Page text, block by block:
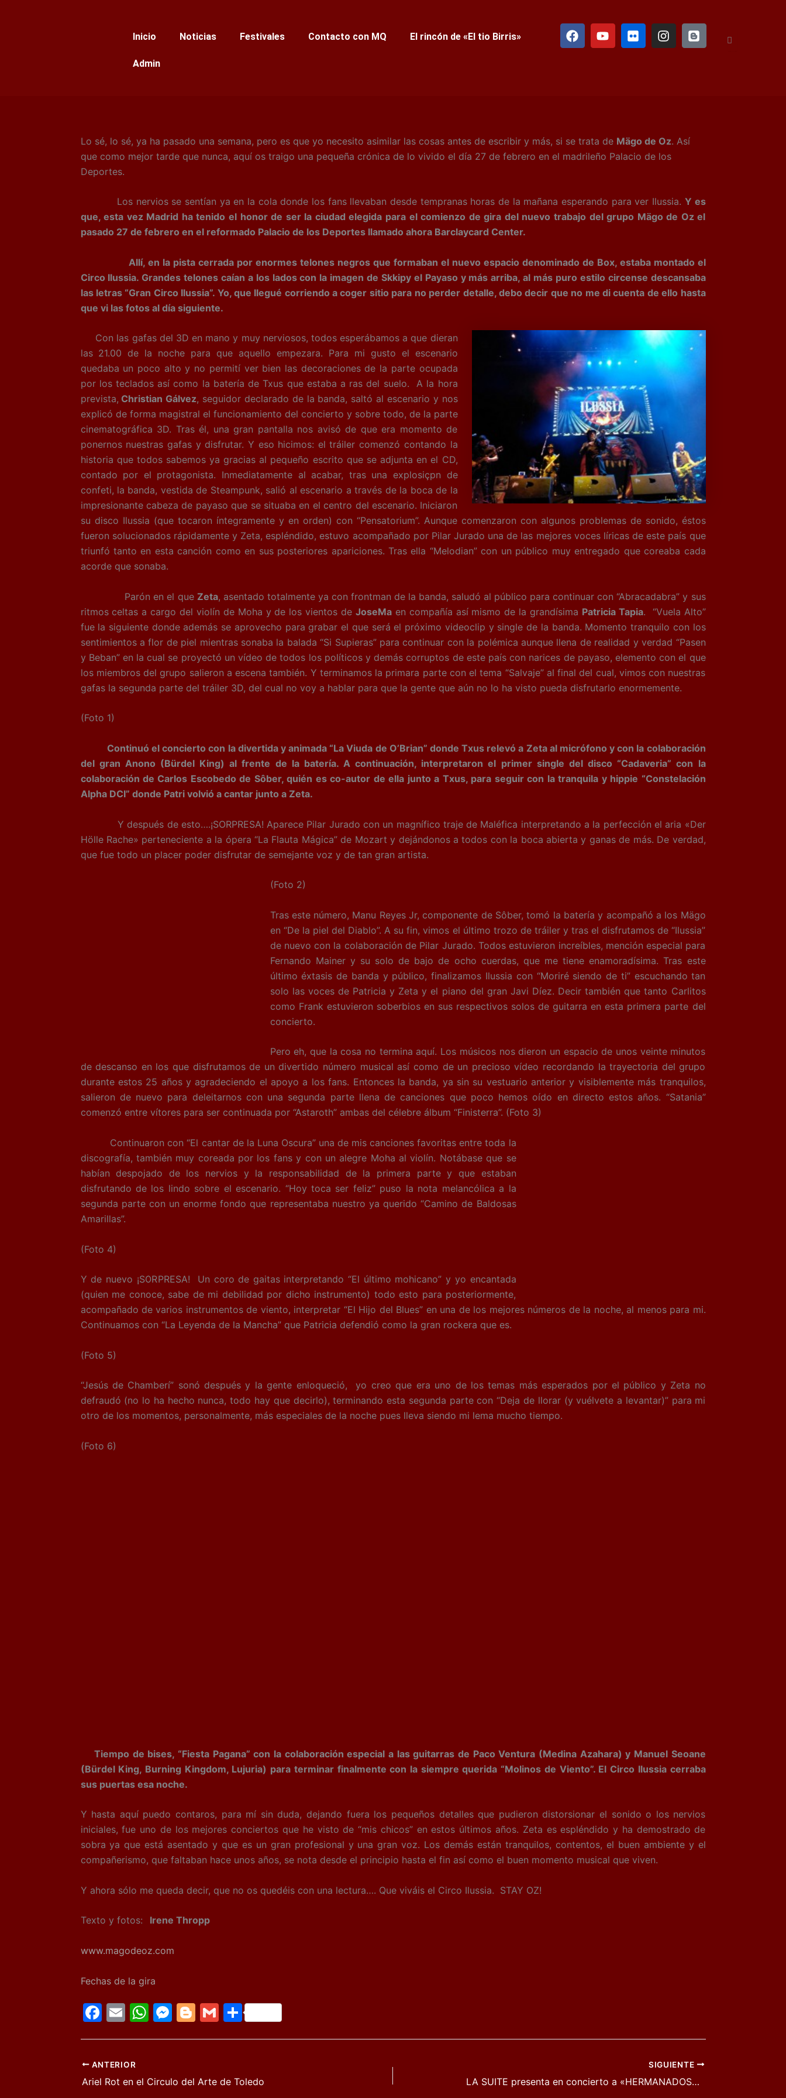
Inicio Noticias Festivales Contacto con MQ El rincón de «El tio Birris»
Admin
a
c
e
o
u
t
l
i
c
n
s
t
l
o
g
Lo sé, lo sé, ya ha pasado una semana, pero es que yo necesito asimilar las cosas antes de escribir y más, si se trata de Mägo de Oz. Así
que como mejor tarde que nunca, aquí os traigo una pequeña crónica de lo vivido el día 27 de febrero en el madrileño Palacio de los
Deportes.
Los nervios se sentían ya en la cola donde los fans llevaban desde tempranas horas de la mañana esperando para ver Ilussia. Y es
que, esta vez Madrid ha tenido el honor de ser la ciudad elegida para el comienzo de gira del nuevo trabajo del grupo Mägo de Oz el
pasado 27 de febrero en el reformado Palacio de los Deportes llamado ahora Barclaycard Center.
Allí, en la pista cerrada por enormes telones negros que formaban el nuevo espacio denominado de Box, estaba montado el
Circo Ilussia. Grandes telones caían a los lados con la imagen de Skkipy el Payaso y más arriba, al más puro estilo circense descansaba
las letras “Gran Circo Ilussia”. Yo, que llegué corriendo a coger sitio para no perder detalle, debo decir que no me di cuenta de ello hasta
que vi las fotos al día siguiente.
Con las gafas del 3D en mano y muy nerviosos, todos esperábamos a que dieran
las 21.00 de la noche para que aquello empezara. Para mi gusto el escenario
quedaba un poco alto y no permití ver bien las decoraciones de la parte ocupada
por los teclados así como la batería de Txus que estaba a ras del suelo. A la hora
prevista, Christian Gálvez, seguidor declarado de la banda, saltó al escenario y nos
explicó de forma magistral el funcionamiento del concierto y sobre todo, de la parte
cinematográfica 3D. Tras él, una gran pantalla nos avisó de que era momento de
ponernos nuestras gafas y disfrutar. Y eso hicimos: el tráiler comenzó contando la
historia que todos sabemos ya gracias al pequeño escrito que se adjunta en el CD,
contado por el protagonista. Inmediatamente al acabar, tras una explosiçpn de
confeti, la banda, vestida de Steampunk, salió al escenario a través de la boca de la
impresionante cabeza de payaso que se situaba en el centro del escenario. Iniciaron
su disco Ilussia (que tocaron íntegramente y en orden) con “Pensatorium”. Aunque comenzaron con algunos problemas de sonido, éstos
fueron solucionados rápidamente y Zeta, espléndido, estuvo acompañado por Pilar Jurado una de las mejores voces líricas de este país que
triunfó tanto en esta canción como en sus posteriores apariciones. Tras ella “Melodian” con un público muy entregado que coreaba cada
acorde que sonaba.
Parón en el que Zeta, asentado totalmente ya con frontman de la banda, saludó al público para continuar con “Abracadabra” y sus
ritmos celtas a cargo del violín de Moha y de los vientos de JoseMaen compañía así mismo de la grandísima Patricia Tapia. “Vuela Alto”
fue la siguiente donde además se aprovecho para grabar el que será el próximo videoclip y single de la banda. Momento tranquilo con los
sentimientos a flor de piel mientras sonaba la balada “Si Supieras” para continuar con la polémica aunque llena de realidad y verdad “Pasen
y Beban” en la cual se proyectó un vídeo de todos los políticos y demás corruptos de este país con narices de payaso, elemento con el que
los miembros del grupo salieron a escena también. Y terminamos la primara parte con el tema “Salvaje” al final del cual, vimos con nuestras
gafas la segunda parte del tráiler 3D, del cual no voy a hablar para que la gente que aún no lo ha visto pueda disfrutarlo enormemente.
(Foto 1)
Continuó el concierto con la divertida y animada “La Viuda de O’Brian” donde Txus relevó a Zeta al micrófono y con la colaboración
del gran Anono (Bürdel King) al frente de la batería. A continuación, interpretaron el primer single del disco “Cadaveria” con la
colaboración de Carlos Escobedo de Sôber, quién es co-autor de ella junto a Txus, para seguir con la tranquila y hippie “Constelación
Alpha DCI” donde Patri volvió a cantar junto a Zeta.
Y después de esto….¡SORPRESA! Aparece Pilar Jurado con un magnífico traje de Maléfica interpretando a la perfección el aria «Der
Hölle Rache» perteneciente a la ópera “La Flauta Mágica” de Mozart y dejándonos a todos con la boca abierta y ganas de más. De verdad,
que fue todo un placer poder disfrutar de semejante voz y de tan gran artista.
(Foto 2)
Tras este número, Manu Reyes Jr, componente de Sôber, tomó la batería y acompañó a los Mägo
en “De la piel del Diablo”. A su fin, vimos el último trozo de tráiler y tras el disfrutamos de “Ilussia”
de nuevo con la colaboración de Pilar Jurado. Todos estuvieron increíbles, mención especial para
Fernando Mainer y su solo de bajo de ocho cuerdas, que me tiene enamoradísima. Tras este
último éxtasis de banda y público, finalizamos Ilussia con “Moriré siendo de ti” escuchando tan
solo las voces de Patricia y Zeta y el piano del gran Javi Díez. Decir también que tanto Carlitos
como Frank estuvieron soberbios en sus respectivos solos de guitarra en esta primera parte del
concierto.
Pero eh, que la cosa no termina aquí. Los músicos nos dieron un espacio de unos veinte minutos
de descanso en los que disfrutamos de un divertido número musical así como de un precioso vídeo recordando la trayectoria del grupo
durante estos 25 años y agradeciendo el apoyo a los fans. Entonces la banda, ya sin su vestuario anterior y visiblemente más tranquilos,
salieron de nuevo para deleitarnos con una segunda parte llena de canciones que poco hemos oído en directo estos años. “Satania”
comenzó entre vítores para ser continuada por “Astaroth” ambas del célebre álbum “Finisterra”. (Foto 3)
Continuaron con “El cantar de la Luna Oscura” una de mis canciones favoritas entre toda la
discografía, también muy coreada por los fans y con un alegre Moha al violín. Notábase que se
habían despojado de los nervios y la responsabilidad de la primera parte y que estaban
disfrutando de los lindo sobre el escenario. “Hoy toca ser feliz” puso la nota melancólica a la
segunda parte con un enorme fondo que representaba nuestro ya querido “Camino de Baldosas
Amarillas”.
(Foto 4)
Y de nuevo ¡SORPRESA! Un coro de gaitas interpretando “El último mohicano” y yo encantada
(quien me conoce, sabe de mi debilidad por dicho instrumento) todo esto para posteriormente,
acompañado de varios instrumentos de viento, interpretar “El Hijo del Blues” en una de los mejores números de la noche, al menos para mi.
Continuamos con “La Leyenda de la Mancha” que Patricia defendió como la gran rockera que es.
(Foto 5)
“Jesús de Chamberí” sonó después y la gente enloqueció, yo creo que era uno de los temas más esperados por el público y Zeta no
defraudó (no lo ha hecho nunca, todo hay que decirlo), terminando esta segunda parte con “Deja de llorar (y vuélvete a levantar)” para mi
otro de los momentos, personalmente, más especiales de la noche pues lleva siendo mi lema mucho tiempo.
(Foto 6)
Tiempo de bises, “Fiesta Pagana” con la colaboración especial a las guitarras de Paco Ventura (Medina Azahara) y Manuel Seoane
(Bürdel King, Burning Kingdom, Lujuria) para terminar finalmente con la siempre querida “Molinos de Viento”. El Circo Ilussia cerraba
sus puertas esa noche.
Y hasta aquí puedo contaros, para mí sin duda, dejando fuera los pequeños detalles que pudieron distorsionar el sonido o los nervios
iniciales, fue uno de los mejores conciertos que he visto de “mis chicos” en estos últimos años. Zeta es espléndido y ha demostrado de
sobra ya que está asentado y que es un gran profesional y una gran voz. Los demás están tranquilos, contentos, el buen ambiente y el
compañerismo, que faltaban hace unos años, se nota desde el principio hasta el fin así como el buen momento musical que viven.
Y ahora sólo me queda decir, que no os quedéis con una lectura…. Que viváis el Circo Ilussia. STAY OZ!
Texto y fotos: Irene Thropp
www.magodeoz.com
Fechas de la gira
F
e
b
E
l
W
A
M
e
Bl
er
G C
ar
ANTERIOR
Ariel Rot en el Circulo del Arte de Toledo
SIGUIENTE
LA SUITE presenta en concierto a «HERMANADOS» el mejor tributo a la banda mejicana MANÁ